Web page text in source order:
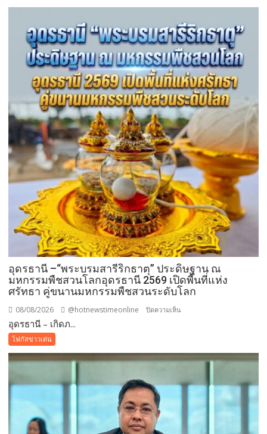
อุดรธานี –“พระบรมสารีริกธาตุ” ประดิษฐาน ณ
มหกรรมพืชสวนโลกอุดรธานี 2569 เปิดพื้นที่แห่ง
ศรัทธา คู่ขนานมหกรรมพืชสวนระดับโลก
08/08/2026 @hotnewstimeonline ปิดความเห็น
ประดิษฐาน
มหกรรม
สวน
อุดรธานี – เกิดภ...
โฟกัสข่าวเด่น